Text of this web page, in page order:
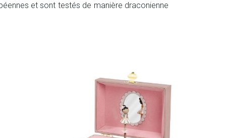
et sont testés de manière draconienne